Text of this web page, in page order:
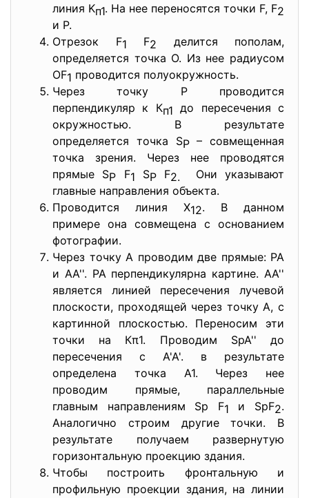
линия Kп1. На нее переносятся точки F, F2
и P.
Отрезок F1 F2
делится пополам,
определяется точка О. Из нее радиусом
OF1 проводится полуокружность.
Через точку Р проводится
перпендикуляр к Кп1 до пересечения с
окружностью. В результате
определяется точка SP – совмещенная
точка зрения. Через нее проводятся
прямые SP F1 SPF2. Они указывают
главные направления объекта.
Проводится линия X12. В данном
примере она совмещена с основанием
фотографии.
Через точку А проводим две прямые: РА
и АА''. РА перпендикулярна картине. АА''
является линией пересечения лучевой
плоскости, проходящей через точку А, с
картинной плоскостью. Переносим эти
точки на Кπ1. Проводим SpA'' до
пересечения с А'А'. в результате
определена точка А1. Через нее
проводим прямые, параллельные
главным направлениям Sp F1 и SpF2.
Аналогично строим другие точки. В
результате получаем развернутую
горизонтальную проекцию здания.
Чтобы построить фронтальную и
профильную проекции здания, на линии